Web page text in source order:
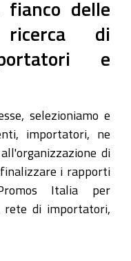
delle
di
e
selezioniamo e
importatori, ne
di
i rapporti
Italia per
di importatori,